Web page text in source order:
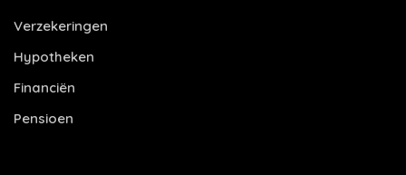
Verzekeringen
Hypotheken
Financiën
Pensioen